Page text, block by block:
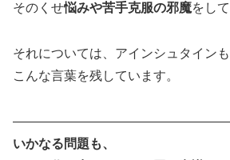
そのくせ悩みや苦手克服の邪魔をし
それについては、アインシュタインも
こんな言葉を残しています。
いかなる問題も、